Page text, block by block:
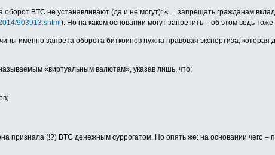
BTC не устанавливают (да и не могут): «… запрещать гражданам
903913.shtml ). Но на каком основании могут запретить – об этом ведь тоже
именно запрета оборота биткоинов нужна правовая экспертиза, которая
«виртуальным валютам», указав лишь, что:
признала (!?) BTC денежным суррогатом. Но опять же: на основании чего